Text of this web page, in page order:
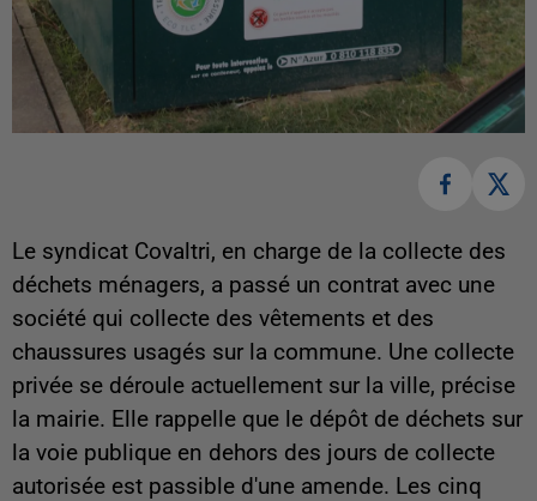
Le syndicat Covaltri, en charge de la collecte des
déchets ménagers, a passé un contrat avec une
société qui collecte des vêtements et des
chaussures usagés sur la commune. Une collecte
privée se déroule actuellement sur la ville, précise
la mairie. Elle rappelle que le dépôt de déchets sur
la voie publique en dehors des jours de collecte
autorisée est passible d'une amende. Les cinq